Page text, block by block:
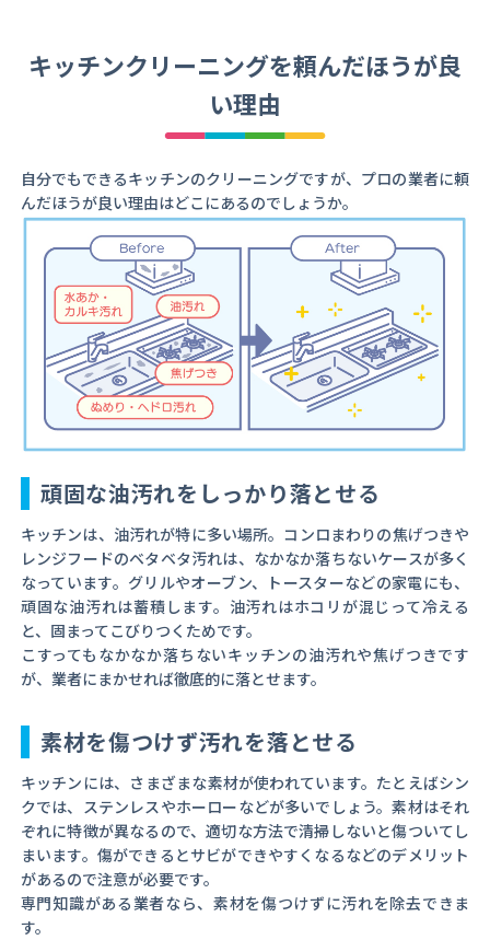
キッチンクリーニングを頼んだほうが良
い理由
自分でもできるキッチンのクリーニングですが、プロの業者に頼
んだほうが良い理由はどこにあるのでしょうか。
頑固な油汚れをしっかり落とせる
キッチンは、油汚れが特に多い場所。コンロまわりの焦げつきや
レンジフードのベタベタ汚れは、なかなか落ちないケースが多く
なっています。グリルやオーブン、トースターなどの家電にも、
頑固な油汚れは蓄積します。油汚れはホコリが混じって冷える
と、固まってこびりつくためです。
こすってもなかなか落ちないキッチンの油汚れや焦げつきです
が、業者にまかせれば徹底的に落とせます。
素材を傷つけず汚れを落とせる
キッチンには、さまざまな素材が使われています。たとえばシン
クでは、ステンレスやホーローなどが多いでしょう。素材はそれ
ぞれに特徴が異なるので、適切な方法で清掃しないと傷ついてし
まいます。傷ができるとサビができやすくなるなどのデメリット
があるので注意が必要です。
専門知識がある業者なら、素材を傷つけずに汚れを除去できま
す。